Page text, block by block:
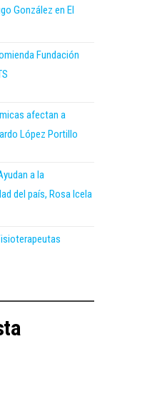
González en El
Fundación
afectan a
López Portillo
a la
del país, Rosa Icela